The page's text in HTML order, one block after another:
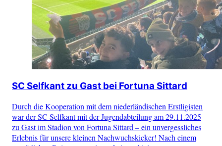
SC Selfkant zu Gast bei Fortuna Sittard
Durch die Kooperation mit dem niederländischen Erstligisten
war der SC Selfkant mit der Jugendabteilung am 29.11.2025
zu Gast im Stadion von Fortuna Sittard – ein unvergessliches
Erlebnis für unsere kleinen Nachwuchskicker! Nach einem